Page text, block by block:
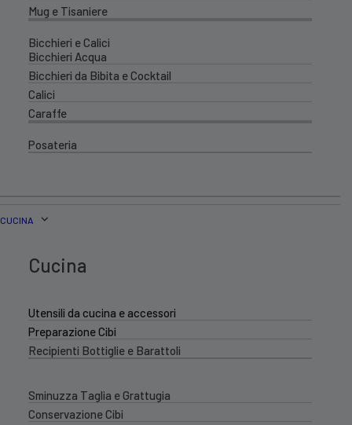
Mug e Tisaniere
Bicchieri e Calici
Bicchieri Acqua
Bicchieri da Bibita e Cocktail
Calici
Caraffe
Posateria
CUCINA
Cucina
Utensili da cucina e accessori
Preparazione Cibi
Recipienti Bottiglie e Barattoli
Sminuzza Taglia e Grattugia
Conservazione Cibi